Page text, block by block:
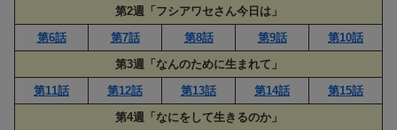
第2週「フシアワセさん今日は」
第6話
第7話 第8話 第9話
第10話
第3週「なんのために生まれて」
第11話
第12話 第13話 第14話
第15話
第4週「なにをして生きるのか」